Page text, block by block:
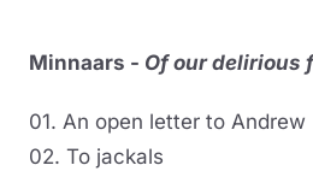
Minnaars - Of our delirious
01. An open letter to Andrew
02. To jackals